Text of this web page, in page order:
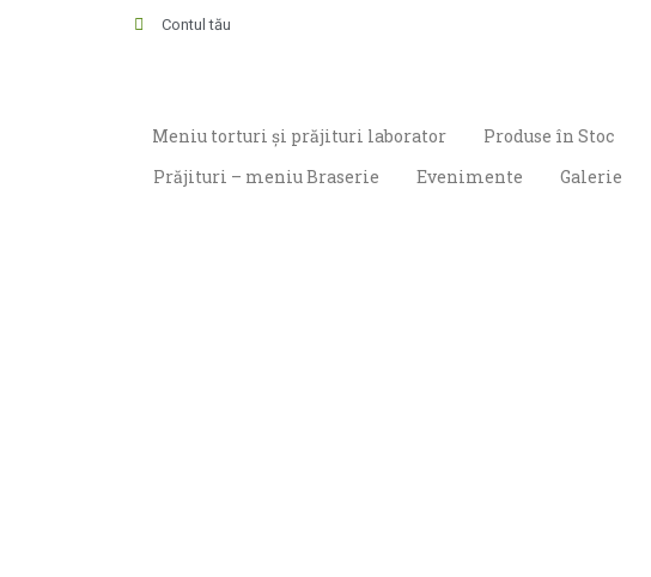
Contul tău
Meniu torturi și prăjituri laborator
Produse în Stoc
Prăjituri – meniu Braserie
Evenimente Galerie